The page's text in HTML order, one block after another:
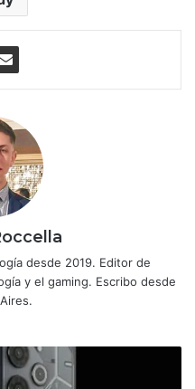
desde 2019. Editor de
y el gaming. Escribo desde